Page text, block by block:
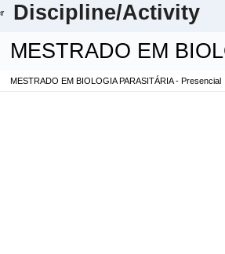
Discipline/Activity
MESTRADO EM
MESTRADO EM BIOLOGIA PARASITÁRIA - Presencial